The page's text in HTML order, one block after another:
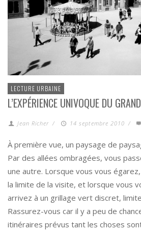
LECTURE URBAINE
L’EXPÉRIENCE UNIVOQUE DU
Jean Richer / 14 septembre 2010 /
À première vue, un paysage de
Par des allées ombragées, vous
une autre. Lorsque vous vous
la limite de la visite, et lorsque vous
arrivez à un grillage vert discret,
Rassurez-vous car il y a peu de
itinéraires prévus tant les choses